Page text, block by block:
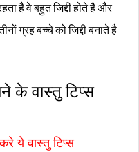
है वे बहुत जिद्दी होते है और
ग्रह बच्चे को जिद्दी बनाते है
के वास्तु टिप्स
ये वास्तु टिप्स